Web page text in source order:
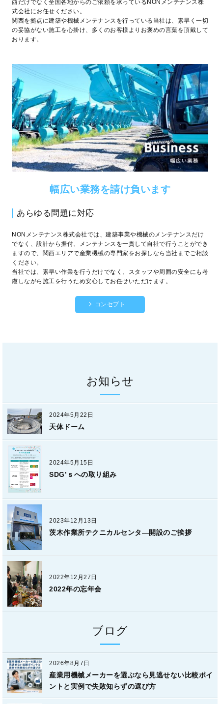
西だけでなく全国各地からのご依頼を承っているNONメンテナンス株
式会社にお任せください。
関西を拠点に建築や機械メンテナンスを行っている当社は、素早く一切
の妥協がない施工を心掛け、多くのお客様よりお褒めの言葉を頂戴して
おります。
幅広い業務を請け負います
あらゆる問題に対応
NONメンテナンス株式会社では、建築事業や機械のメンテナンスだけ
でなく、設計から据付、メンテナンスを一貫して自社で行うことができ
ますので、関西エリアで産業機械の専門家をお探しなら当社までご相談
ください。
当社では、素早い作業を行うだけでなく、スタッフや周囲の安全にも考
慮しながら施工を行うため安心してお任せいただけます。
コンセプト
お知らせ
2024年5月22日
天体ドーム
2024年5月15日
SDG’ｓへの取り組み
2023年12月13日
茨木作業所テクニカルセンタ―開設のご挨拶
2022年12月27日
2022年の忘年会
ブログ
2026年8月7日
産業用機械メーカーを選ぶなら見逃せない比較ポイ
ントと実例で失敗知らずの選び方